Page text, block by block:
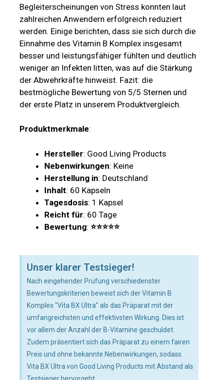
Begleiterscheinungen von Stress konnten laut
zahlreichen Anwendern erfolgreich reduziert
werden. Einige berichten, dass sie sich durch die
Einnahme des Vitamin B Komplex insgesamt
besser und leistungsfähiger fühlten und deutlich
weniger an Infekten litten, was auf die Stärkung
der Abwehrkräfte hinweist. Fazit: die
bestmögliche Bewertung von 5/5 Sternen und
der erste Platz in unserem Produktvergleich.
Produktmerkmale:
Hersteller: Good Living Products
Nebenwirkungen: Keine
Herstellung in: Deutschland
Inhalt: 60 Kapseln
Tagesdosis: 1 Kapsel
Reicht für: 60 Tage
Bewertung: ⭐⭐⭐⭐⭐
Unser klarer Testsieger!
Nach eingehender Prüfung verschiedenster
Bewertungskriterien beweist sich der Vitamin B
Komplex "Vita BX Ultra" als das Präparat mit der
umfangreichsten und effektivsten Wirkung. Dies ist
vor allem der Anzahl der B-Vitamine geschuldet.
Zudem präsentiert sich das Präparat zu einem fairen
Preis und ohne bekannte Nebenwirkungen, sodass
Vita BX Ultra von Good Living Products mit Abstand als